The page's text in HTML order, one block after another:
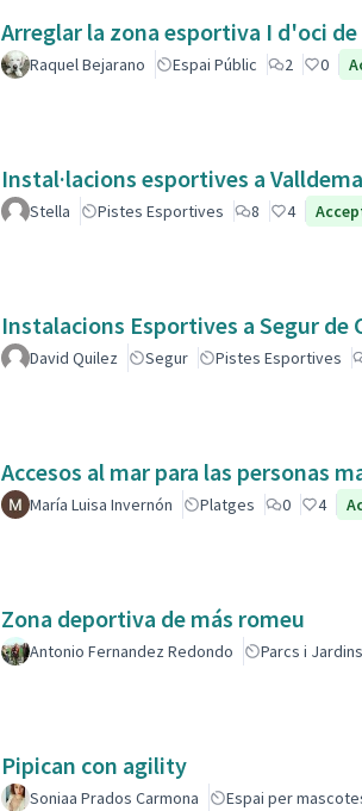
Arreglar la zona esportiva I d'oci de
Raquel Bejarano Espai Públic 2 0
Instal·lacions esportives a
Stella Pistes Esportives 8 4
Instalacions Esportives a Segur de
David Quilez Segur Pistes Esportives
Accesos al mar para las personas
María Luisa Invernón Platges 0 4
Zona deportiva de más romeu
Antonio Fernandez Redondo Parcs i
Pipican con agility
Soniaa Prados Carmona Espai per